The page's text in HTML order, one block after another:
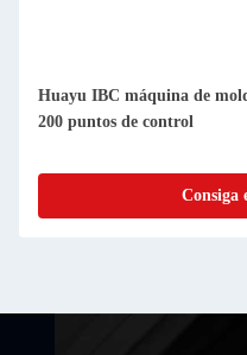
Huayu IBC máquina de
200 puntos de control
Consiga